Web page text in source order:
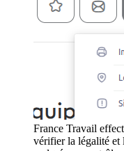
France Travail
vérifier la légalité et